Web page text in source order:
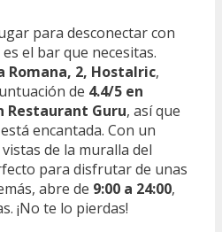
para desconectar con
es el bar que necesitas.
Romana, 2, Hostalric,
de 4.4/5 en
Restaurant Guru, así que
encantada. Con un
de la muralla del
para disfrutar de unas
abre de 9:00 a 24:00,
¡No te lo pierdas!